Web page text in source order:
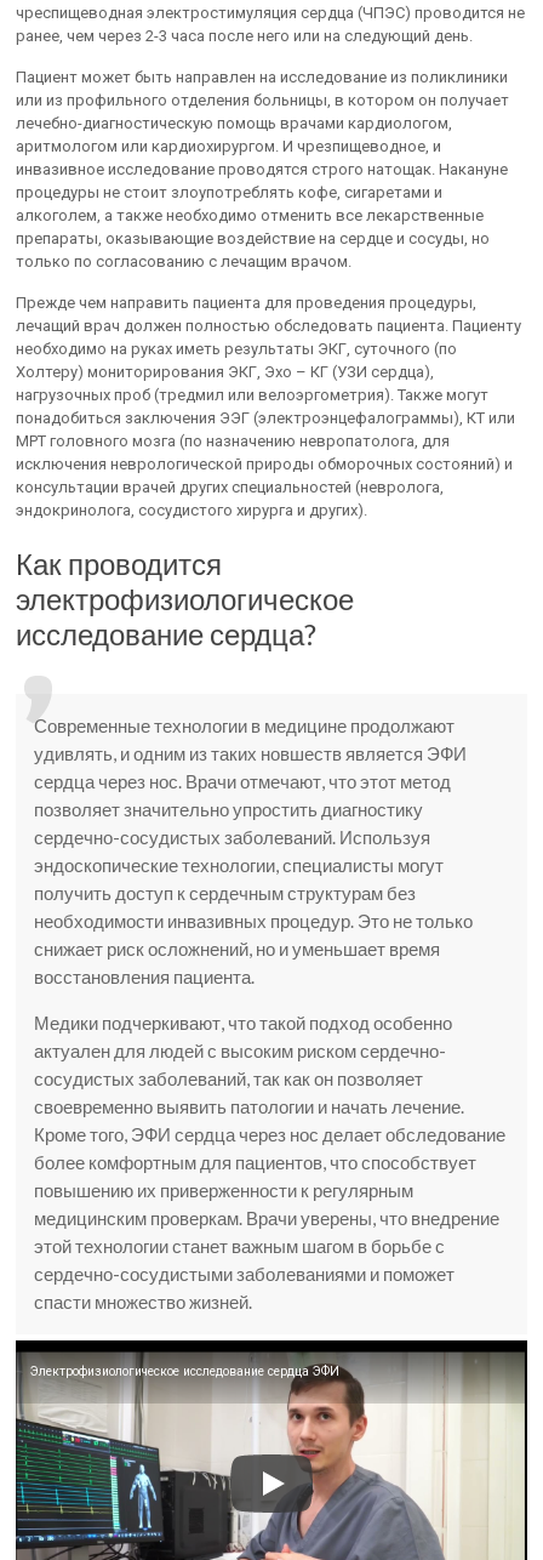
чреспищеводная электростимуляция сердца (ЧПЭС) проводится не
ранее, чем через 2-3 часа после него или на следующий день.
Пациент может быть направлен на исследование из поликлиники
или из профильного отделения больницы, в котором он получает
лечебно-диагностическую помощь врачами кардиологом,
аритмологом или кардиохирургом. И чрезпищеводное, и
инвазивное исследование проводятся строго натощак. Накануне
процедуры не стоит злоупотреблять кофе, сигаретами и
алкоголем, а также необходимо отменить все лекарственные
препараты, оказывающие воздействие на сердце и сосуды, но
только по согласованию с лечащим врачом.
Прежде чем направить пациента для проведения процедуры,
лечащий врач должен полностью обследовать пациента. Пациенту
необходимо на руках иметь результаты ЭКГ, суточного (по
Холтеру) мониторирования ЭКГ, Эхо – КГ (УЗИ сердца),
нагрузочных проб (тредмил или велоэргометрия). Также могут
понадобиться заключения ЭЭГ (электроэнцефалограммы), КТ или
МРТ головного мозга (по назначению невропатолога, для
исключения неврологической природы обморочных состояний) и
консультации врачей других специальностей (невролога,
эндокринолога, сосудистого хирурга и других).
Как проводится
электрофизиологическое
исследование сердца?
Современные технологии в медицине продолжают
удивлять, и одним из таких новшеств является ЭФИ
сердца через нос. Врачи отмечают, что этот метод
позволяет значительно упростить диагностику
сердечно-сосудистых заболеваний. Используя
эндоскопические технологии, специалисты могут
получить доступ к сердечным структурам без
необходимости инвазивных процедур. Это не только
снижает риск осложнений, но и уменьшает время
восстановления пациента.
Медики подчеркивают, что такой подход особенно
актуален для людей с высоким риском сердечно-
сосудистых заболеваний, так как он позволяет
своевременно выявить патологии и начать лечение.
Кроме того, ЭФИ сердца через нос делает обследование
более комфортным для пациентов, что способствует
повышению их приверженности к регулярным
медицинским проверкам. Врачи уверены, что внедрение
этой технологии станет важным шагом в борьбе с
сердечно-сосудистыми заболеваниями и поможет
спасти множество жизней.
Электрофизиологическое исследование сердца ЭФИ